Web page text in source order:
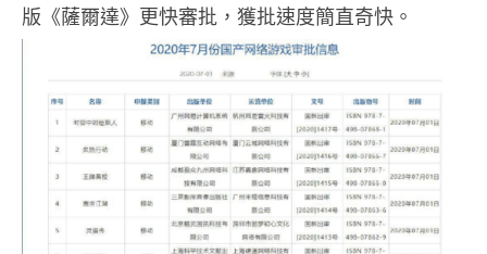
版《薩爾達》更快審批，獲批速度簡直奇快。